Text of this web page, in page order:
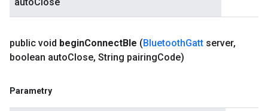
public void beginConnectBle (BluetoothGatt server,
boolean autoClose, String pairingCode)
Parametry